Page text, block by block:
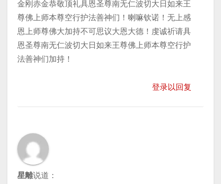
金刚赤金恭敬顶礼具恩圣尊南无仁波切大日如来王
尊佛上师本尊空行护法善神们！喇嘛钦诺！无上感
恩上师尊佛大加持不可思议大恩大德！虔诚祈请具
恩圣尊南无仁波切大日如来王尊佛上师本尊空行护
法善神们加持！
登录以回复
星離说道：